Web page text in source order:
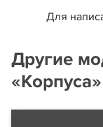
Для
Другие
«Корпуса»